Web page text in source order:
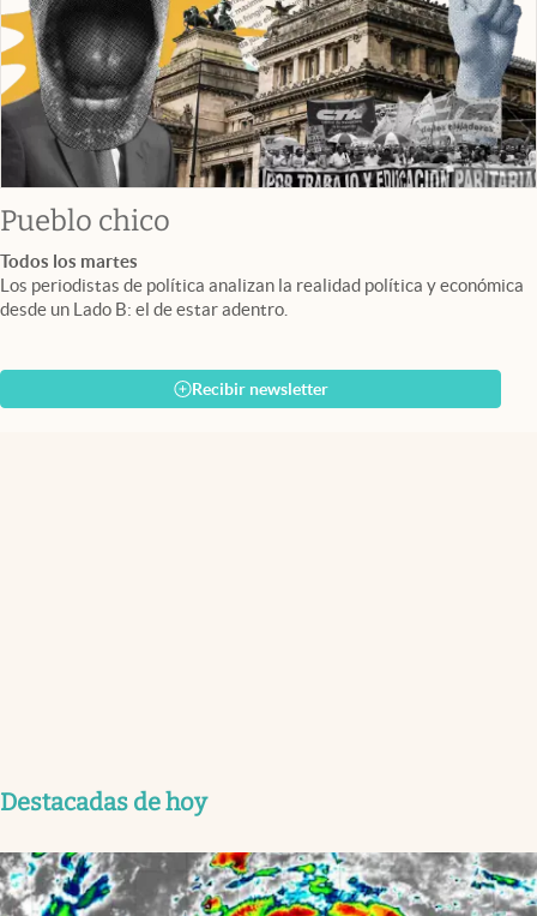
Pueblo chico
Todos los martes
Los periodistas de política analizan la realidad política y económica
desde un Lado B: el de estar adentro.
Recibir newsletter
Destacadas de hoy